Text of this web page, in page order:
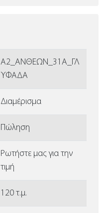
Α2_ΑΝΘΕΩΝ_31Α_ΓΛ
ΥΦΑΔΑ
Διαμέρισμα
Πώληση
Ρωτήστε μας για την
τιμή
120 τ.μ.